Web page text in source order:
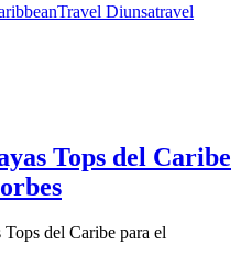
Travel Diunsatravel
Tops del Caribe